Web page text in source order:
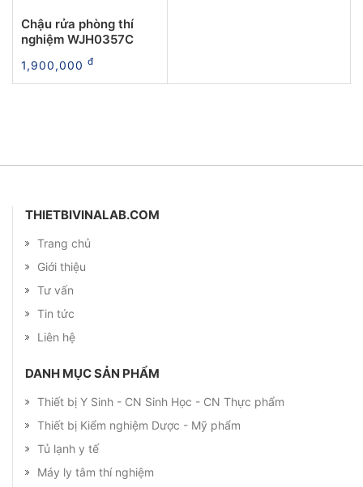
Chậu rửa phòng thí
nghiệm WJH0357C
1,900,000 đ
THIETBIVINALAB.COM
Trang chủ
Giới thiệu
Tư vấn
Tin tức
Liên hệ
DANH MỤC SẢN PHẨM
Thiết bị Y Sinh - CN Sinh Học - CN Thực phẩm
Thiết bị Kiểm nghiệm Dược - Mỹ phẩm
Tủ lạnh y tế
Máy ly tâm thí nghiệm